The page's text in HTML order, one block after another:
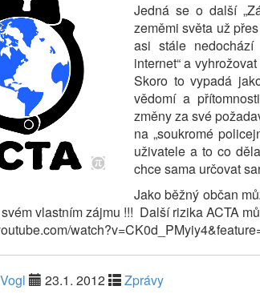
Jedná se o další
zeměmi světa už
asi stále nedochází
internet“ a
Skoro to vypadá
vědomí a
změny za své
na „soukromé
uživatele a to co
chce sama určovat
Jako běžný občan
vlastním zájmu !!! Další rizika ACTA
23.1. 2012 Zprávy